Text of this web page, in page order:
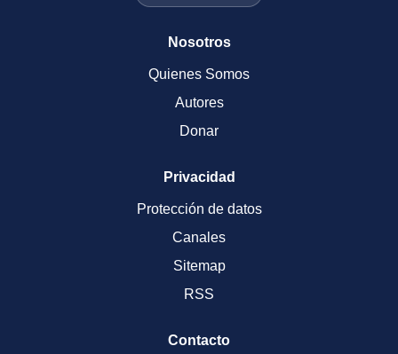
Nosotros
Quienes Somos
Autores
Donar
Privacidad
Protección de datos
Canales
Sitemap
RSS
Contacto